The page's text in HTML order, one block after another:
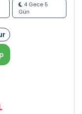
4 Gece 5
Gün